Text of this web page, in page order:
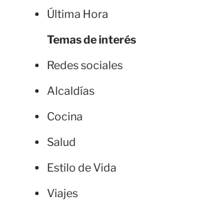
Última Hora
Temas de interés
Redes sociales
Alcaldías
Cocina
Salud
Estilo de Vida
Viajes